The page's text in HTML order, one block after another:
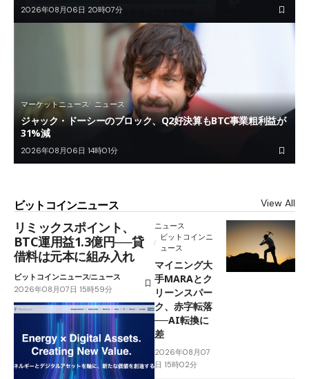
2026年08月06日 20時07分
マーケットニュース ニュース
ジャック・ドーシーのブロック、Q2好決算もBTC事業粗利益が
31%減
2026年08月06日 14時01分
ビットコインニュース View All
リミックスポイント、
BTC運用益1.3億円──貸
借料は元本に組み入れ
ビットコインニュースニュース
2026年08月07日 15時59分
ニュース
ビットコインニ
ュース
マイニング大
手MARAとク
リーンスパー
ク、赤字転落
──AI転換に
差
2026年08月07
日 15時02分